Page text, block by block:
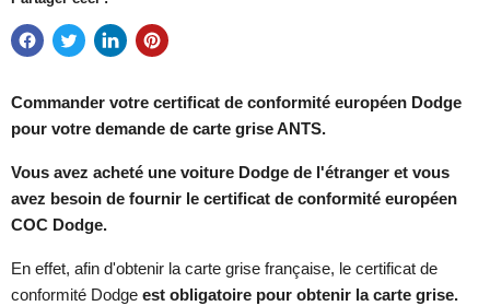
Commander votre certificat de conformité européen Dodge
pour votre demande de carte grise ANTS.
Vous avez acheté une voiture Dodge de l'étranger et vous
avez besoin de fournir le certificat de conformité européen
COC Dodge.
En effet, afin d'obtenir la carte grise française, le certificat de
conformité Dodge est obligatoire pour obtenir la carte grise.